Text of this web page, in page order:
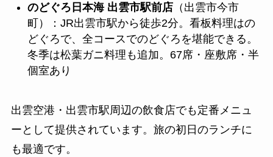
のどぐろ日本海 出雲市駅前店（出雲市今市
町）：JR出雲市駅から徒歩2分。看板料理はの
どぐろで、全コースでのどぐろを堪能できる。
冬季は松葉ガニ料理も追加。67席・座敷席・半
個室あり
出雲空港・出雲市駅周辺の飲食店でも定番メニュ
ーとして提供されています。旅の初日のランチに
も最適です。